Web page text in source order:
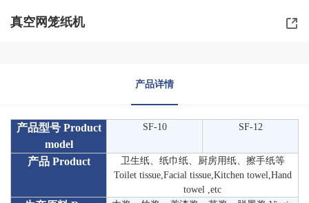
真空网笼纸机
产品详情
产品型号 Product
model
SF-10 SF-12
产品 Product
卫生纸、纸巾纸、厨房用纸、擦手纸等
Toilet tissue,Facial tissue,Kitchen towel,Hand
towel ,etc